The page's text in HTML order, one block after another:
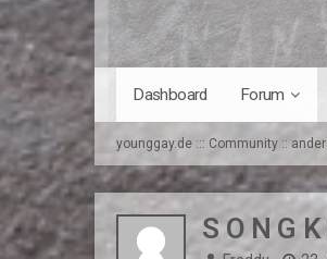
Dashboard Forum
younggay.de ::: Community ::
S O N G K